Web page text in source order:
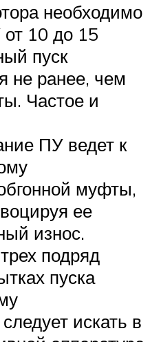
необходимо
10 до 15
пуск
не ранее, чем
Частое и
ПУ ведет к
муфты,
ее
износ.
подряд
пуска
искать в